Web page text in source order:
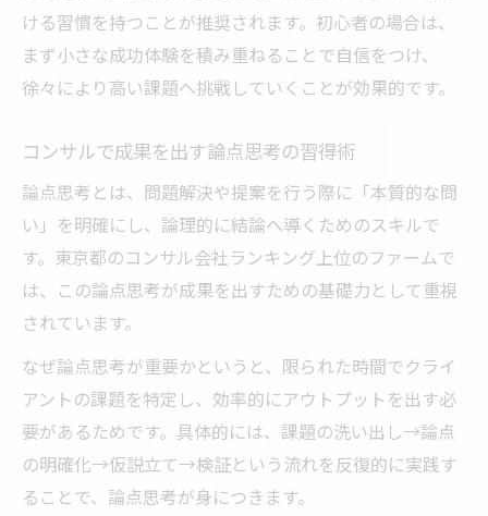
ける習慣を持つことが推奨されます。初心者の場合は、
まず小さな成功体験を積み重ねることで自信をつけ、
徐々により高い課題へ挑戦していくことが効果的です。
コンサルで成果を出す論点思考の習得術
論点思考とは、問題解決や提案を行う際に「本質的な問
い」を明確にし、論理的に結論へ導くためのスキルで
す。東京都のコンサル会社ランキング上位のファームで
は、この論点思考が成果を出すための基礎力として重視
されています。
なぜ論点思考が重要かというと、限られた時間でクライ
アントの課題を特定し、効率的にアウトプットを出す必
要があるためです。具体的には、課題の洗い出し→論点
の明確化→仮説立て→検証という流れを反復的に実践す
ることで、論点思考が身につきます。